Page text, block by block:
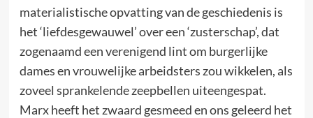
materialistische opvatting van de geschiedenis is
het ‘liefdesgewauwel’ over een ‘zusterschap’, dat
zogenaamd een verenigend lint om burgerlijke
dames en vrouwelijke arbeidsters zou wikkelen, als
zoveel sprankelende zeepbellen uiteengespat.
Marx heeft het zwaard gesmeed en ons geleerd het